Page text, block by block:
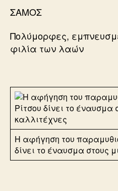
ΣΑΜΟΣ
Πολύμορφες,
φιλία των λαών
Η αφήγηση του
δίνει το έναυσμα στους